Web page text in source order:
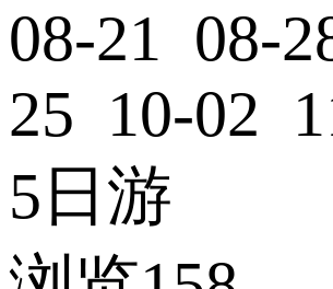
08-21 08-
25 10-02
5日游